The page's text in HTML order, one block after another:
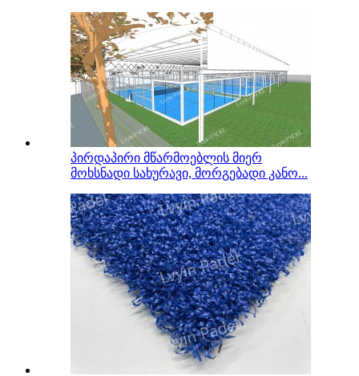
პირდაპირი მწარმოებლის მიერ
მოხსნადი სახურავი, მორგებადი კანო...